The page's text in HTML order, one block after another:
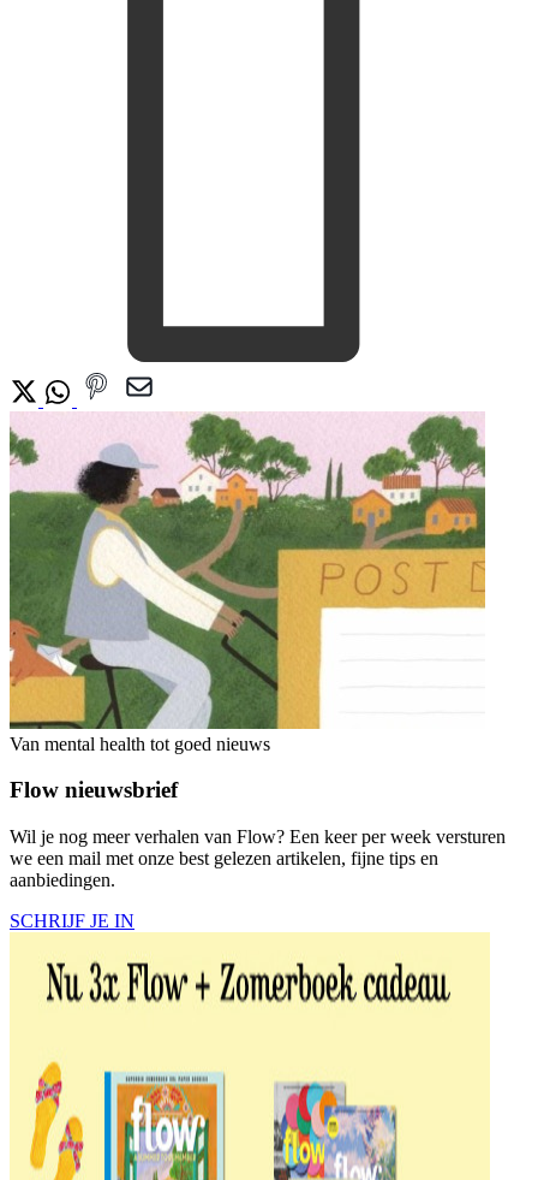
Van mental health tot goed nieuws
Flow nieuwsbrief
Wil je nog meer verhalen van Flow? Een keer per week versturen
we een mail met onze best gelezen artikelen, fijne tips en
aanbiedingen.
SCHRIJF JE IN